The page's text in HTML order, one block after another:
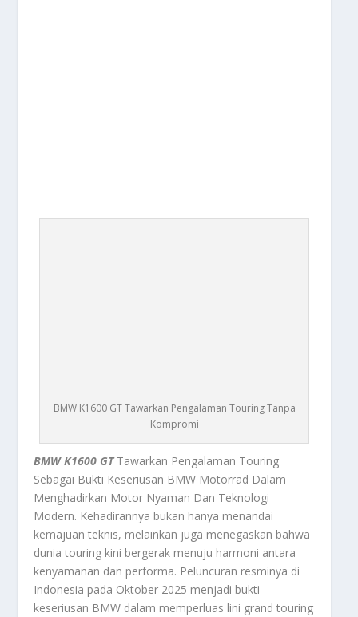
BMW K1600 GT Tawarkan Pengalaman Touring Tanpa
Kompromi
BMW K1600 GTTawarkan Pengalaman Touring
Sebagai Bukti Keseriusan BMW Motorrad Dalam
Menghadirkan Motor Nyaman Dan Teknologi
Modern. Kehadirannya bukan hanya menandai
kemajuan teknis, melainkan juga menegaskan bahwa
dunia touring kini bergerak menuju harmoni antara
kenyamanan dan performa. Peluncuran resminya di
Indonesia pada Oktober 2025 menjadi bukti
keseriusan BMW dalam memperluas lini grand touring